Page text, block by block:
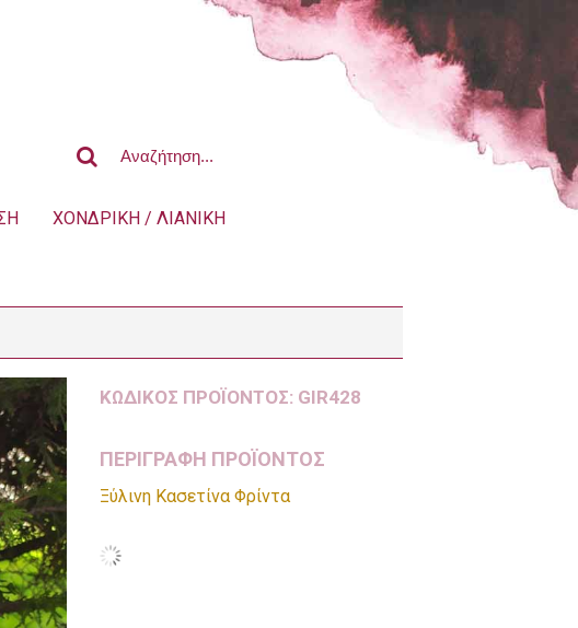
ΧΟΝΔΡΙΚΗ / ΛΙΑΝΙΚΗ
ΚΩΔΙΚΌΣ ΠΡΟΪΌΝΤΟΣ: GIR428
ΠΕΡΙΓΡΑΦΗ ΠΡΟΪΟΝΤΟΣ
Ξύλινη Κασετίνα Φρίντα